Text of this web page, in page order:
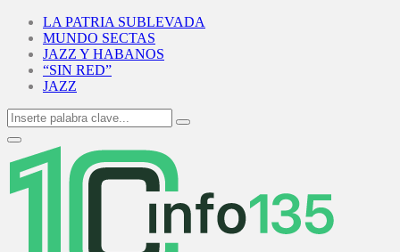
LA PATRIA SUBLEVADA
MUNDO SECTAS
JAZZ Y HABANOS
“SIN RED”
JAZZ
Search
for:
Search
Primary
Menu